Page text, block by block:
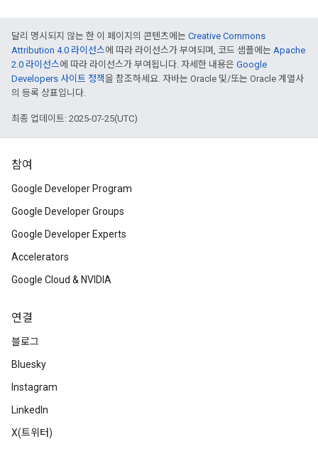
달리 명시되지 않는 한 이 페이지의 콘텐츠에는 Creative Commons
Attribution 4.0 라이선스에 따라 라이선스가 부여되며, 코드 샘플에는 Apache
2.0 라이선스에 따라 라이선스가 부여됩니다. 자세한 내용은 Google
Developers 사이트 정책을 참조하세요. 자바는 Oracle 및/또는 Oracle 계열사
의 등록 상표입니다.
최종 업데이트: 2025-07-25(UTC)
참여
Google Developer Program
Google Developer Groups
Google Developer Experts
Accelerators
Google Cloud & NVIDIA
연결
블로그
Bluesky
Instagram
LinkedIn
X(트위터)